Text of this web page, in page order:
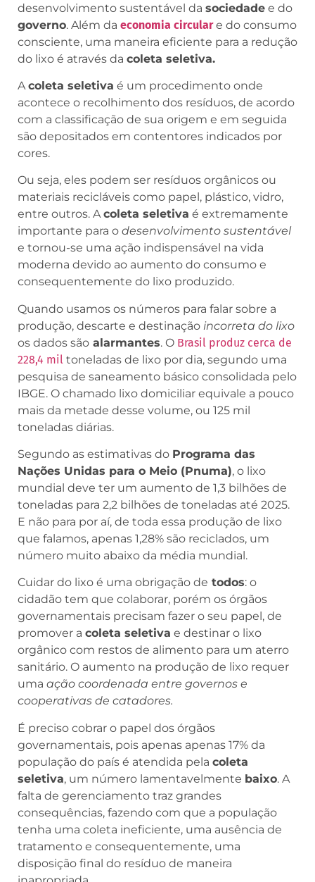
desenvolvimento sustentável da sociedade e do
governo. Além da economia circulare do consumo
consciente, uma maneira eficiente para a redução
do lixo é através da coleta seletiva.
Acoleta seletiva é um procedimento onde
acontece o recolhimento dos resíduos, de acordo
com a classificação de sua origem e em seguida
são depositados em contentores indicados por
cores.
Ou seja, eles podem ser resíduos orgânicos ou
materiais recicláveis como papel, plástico, vidro,
entre outros. Acoleta seletiva é extremamente
importante para o desenvolvimento sustentável
e tornou-se uma ação indispensável na vida
moderna devido ao aumento do consumo e
consequentemente do lixo produzido.
Quando usamos os números para falar sobre a
produção, descarte e destinação incorreta do lixo
os dados são alarmantes. O Brasil produz cerca de
228,4 mil toneladas de lixo por dia, segundo uma
pesquisa de saneamento básico consolidada pelo
IBGE. O chamado lixo domiciliar equivale a pouco
mais da metade desse volume, ou 125 mil
toneladas diárias.
Segundo as estimativas do Programa das
Nações Unidas para o Meio (Pnuma), o lixo
mundial deve ter um aumento de 1,3 bilhões de
toneladas para 2,2 bilhões de toneladas até 2025.
E não para por aí, de toda essa produção de lixo
que falamos, apenas 1,28% são reciclados, um
número muito abaixo da média mundial.
Cuidar do lixo é uma obrigação de todos: o
cidadão tem que colaborar, porém os órgãos
governamentais precisam fazer o seu papel, de
promover a coleta seletiva e destinar o lixo
orgânico com restos de alimento para um aterro
sanitário. O aumento na produção de lixo requer
uma ação coordenada entre governos e
cooperativas de catadores.
É preciso cobrar o papel dos órgãos
governamentais, pois apenas apenas 17% da
população do país é atendida pela coleta
seletiva, um número lamentavelmente baixo. A
falta de gerenciamento traz grandes
consequências, fazendo com que a população
tenha uma coleta ineficiente, uma ausência de
tratamento e consequentemente, uma
disposição final do resíduo de maneira